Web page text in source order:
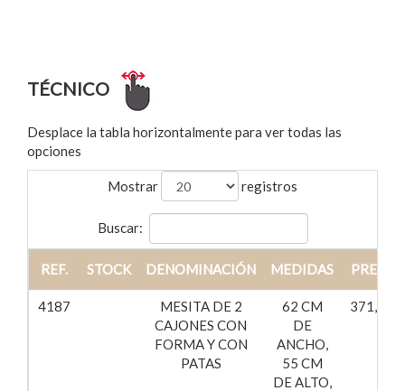
TÉCNICO
Desplace la tabla horizontalmente para ver todas las
opciones
Mostrar registros
Buscar:
REF. STOCK DENOMINACIÓN MEDIDAS PRECIO
4187
MESITA DE 2
CAJONES CON
FORMA Y CON
PATAS
62 CM
DE
ANCHO,
55 CM
DE ALTO,
371,51€